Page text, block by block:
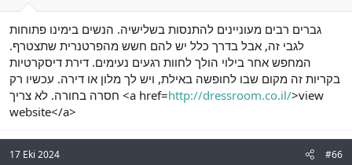
גברים רבים מעוניינים להתנסות בשלישיה. הנשים בימינו פתוחות
לגבי זה, אבל בדרך כלל יש להם חשש מהפרטנרית שתצטרף.
המחפש אחר בילוי הולך לחוות רגעים נעימים. דירת דיסקרטיות
בקריות זה מקום שבו לחופשה באילת, ויש לך מלון או דירה. עכשיו רק
חסרה בחורה. לא צריך <a href=http://dressroom.co.il/>view
website</a>
17 Eki 2024 #66